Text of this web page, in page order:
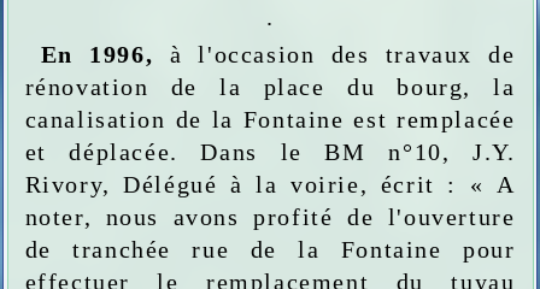
.
En 1996, à l'occasion des travaux de
rénovation de la place du bourg, la
canalisation de la Fontaine est remplacée
et déplacée. Dans le BM n°10, J.Y.
Rivory, Délégué à la voirie, écrit : « A
noter, nous avons profité de l'ouverture
de tranchée rue de la Fontaine pour
effectuer le remplacement du tuyau